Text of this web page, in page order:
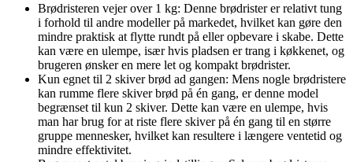
Brødristeren vejer over 1 kg: Denne brødrister er relativt tung
i forhold til andre modeller på markedet, hvilket kan gøre den
mindre praktisk at flytte rundt på eller opbevare i skabe. Dette
kan være en ulempe, især hvis pladsen er trang i køkkenet, og
brugeren ønsker en mere let og kompakt brødrister.
Kun egnet til 2 skiver brød ad gangen: Mens nogle brødristere
kan rumme flere skiver brød på én gang, er denne model
begrænset til kun 2 skiver. Dette kan være en ulempe, hvis
man har brug for at riste flere skiver på én gang til en større
gruppe mennesker, hvilket kan resultere i længere ventetid og
mindre effektivitet.